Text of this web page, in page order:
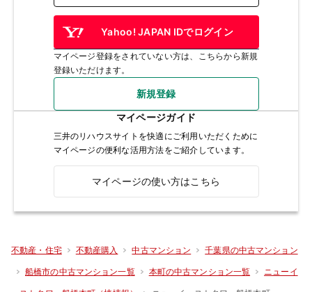
Yahoo! JAPAN IDでログイン
マイページ登録をされていない方は、こちらから新規
登録いただけます。
新規登録
マイページガイド
三井のリハウスサイトを快適にご利用いただくために
マイページの便利な活用方法をご紹介しています。
マイページの使い方はこちら
不動産・住宅 不動産購入 中古マンション 千葉県の中古マンション
船橋市の中古マンション一覧 本町の中古マンション一覧 ニューイ